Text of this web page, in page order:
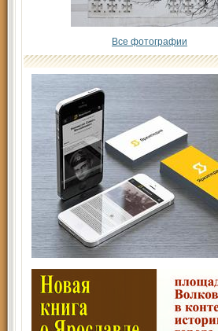
Все фотографии